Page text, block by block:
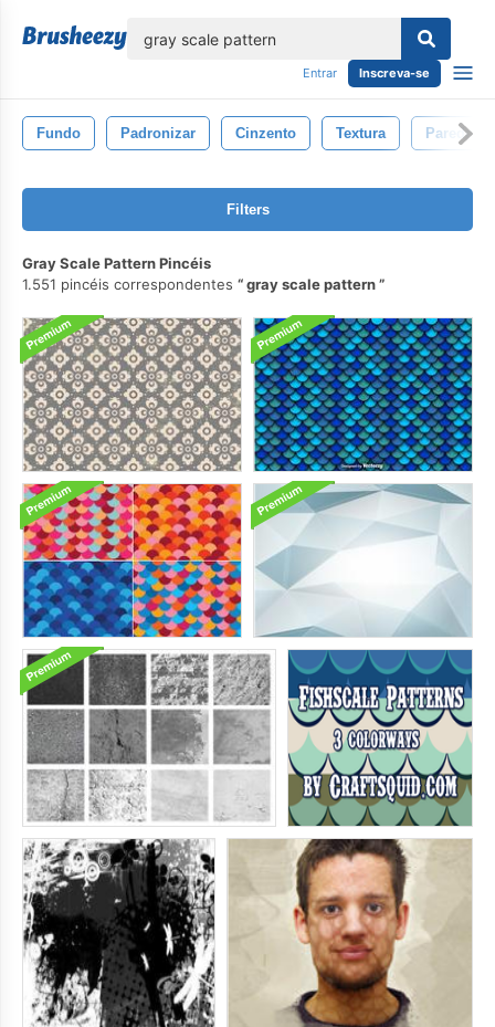
Entrar Inscreva-se
Fundo Padronizar Cinzento Textura Parede
Filters
Gray Scale Pattern Pincéis
1.551 pincéis correspondentes
gray scale pattern